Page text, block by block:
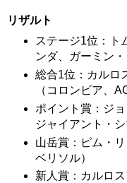
リザルト
ステージ1位：ト
ンダ、ガーミン・
総合1位：カルロ
（コロンビア、
ポイント賞：ジ
ジャイアント・シ
山岳賞：ピム・
ベリソル）
新人賞：カルロ